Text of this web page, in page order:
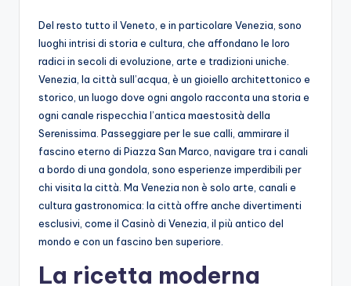
Del resto tutto il Veneto, e in particolare Venezia, sono
luoghi intrisi di storia e cultura, che affondano le loro
radici in secoli di evoluzione, arte e tradizioni uniche.
Venezia, la città sull’acqua, è un gioiello architettonico e
storico, un luogo dove ogni angolo racconta una storia e
ogni canale rispecchia l’antica maestosità della
Serenissima. Passeggiare per le sue calli, ammirare il
fascino eterno di Piazza San Marco, navigare tra i canali
a bordo di una gondola, sono esperienze imperdibili per
chi visita la città. Ma Venezia non è solo arte, canali e
cultura gastronomica: la città offre anche divertimenti
esclusivi, come il Casinò di Venezia, il più antico del
mondo e con un fascino ben superiore.
La ricetta moderna